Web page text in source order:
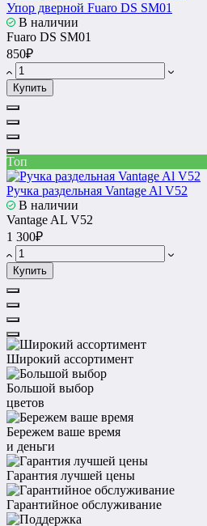
Упор дверной Fuaro DS SM01
В наличии
Fuaro DS SM01
850₽
Купить
Топ
Ручка раздельная Vantage Al V52
В наличии
Vantage AL V52
1 300₽
Купить
Широкий ассортимент
Большой выбор
цветов
Бережем ваше время
и деньги
Гарантия лучшей цены
Гарантийное обслуживание